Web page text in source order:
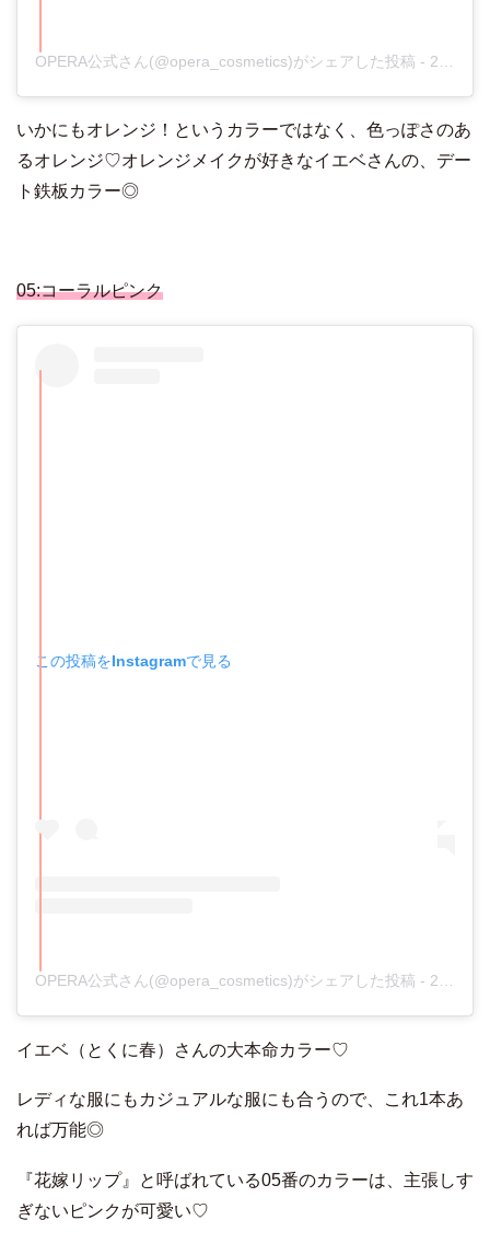
OPERA公式さん(@opera_cosmetics)がシェアした投稿 - 2017年 7月月13日午後10時28分PDT
いかにもオレンジ！というカラーではなく、色っぽさのあ
るオレンジ♡オレンジメイクが好きなイエベさんの、デー
ト鉄板カラー◎
05:コーラルピンク
この投稿をInstagramで見る
OPERA公式さん(@opera_cosmetics)がシェアした投稿 - 2017年 9月月12日午後11時40分PDT
イエベ（とくに春）さんの大本命カラー♡
レディな服にもカジュアルな服にも合うので、これ1本あ
れば万能◎
『花嫁リップ』と呼ばれている05番のカラーは、主張しす
ぎないピンクが可愛い♡